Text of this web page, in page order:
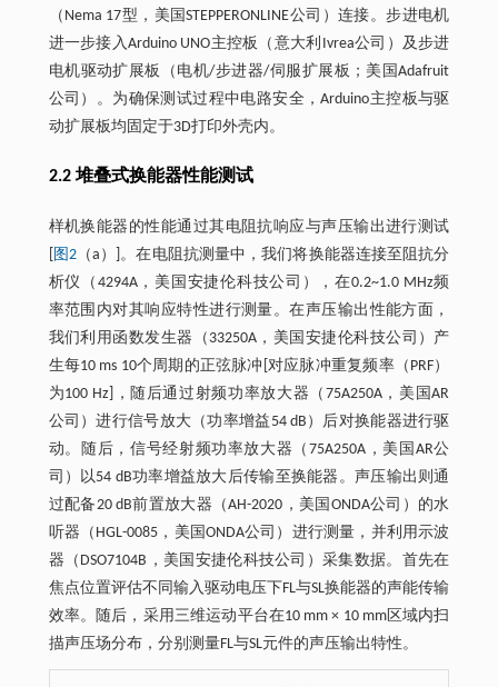
（Nema 17型，美国STEPPERONLINE公司）连接。步进电机
进一步接入Arduino UNO主控板（意大利Ivrea公司）及步进
电机驱动扩展板（电机/步进器/伺服扩展板；美国Adafruit
公司）。为确保测试过程中电路安全，Arduino主控板与驱
动扩展板均固定于3D打印外壳内。
2.2 堆叠式换能器性能测试
样机换能器的性能通过其电阻抗响应与声压输出进行测试
图2（a）]。在电阻抗测量中，我们将换能器连接至阻抗分
析仪（4294A，美国安捷伦科技公司），在0.2~1.0 MHz频
率范围内对其响应特性进行测量。在声压输出性能方面，
我们利用函数发生器（33250A，美国安捷伦科技公司）产
生每10 ms 10个周期的正弦脉冲[对应脉冲重复频率（PRF）
为100 Hz]，随后通过射频功率放大器（75A250A，美国AR
公司）进行信号放大（功率增益54 dB）后对换能器进行驱
动。随后，信号经射频功率放大器（75A250A，美国AR公
司）以54 dB功率增益放大后传输至换能器。声压输出则通
过配备20 dB前置放大器（AH-2020，美国ONDA公司）的水
听器（HGL-0085，美国ONDA公司）进行测量，并利用示波
器（DSO7104B，美国安捷伦科技公司）采集数据。首先在
焦点位置评估不同输入驱动电压下FL与SL换能器的声能传输
效率。随后，采用三维运动平台在10 mm × 10 mm区域内扫
描声压场分布，分别测量FL与SL元件的声压输出特性。